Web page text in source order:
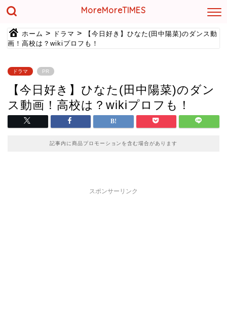
MoreMoreTIMES
ホーム > ドラマ >
【今日好き】ひなた(田中陽菜)のダンス動
画！高校は？wikiプロフも！
ドラマ PR
【今日好き】ひなた(田中陽菜)のダン
ス動画！高校は？wikiプロフも！
記事内に商品プロモーションを含む場合があります
スポンサーリンク